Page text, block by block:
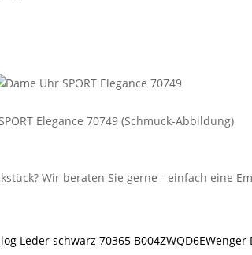
Elegance 70749 (Schmuck-Abbildung)
Wenger